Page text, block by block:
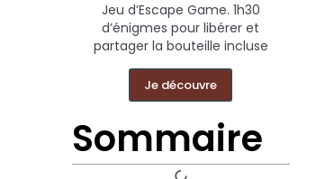
Jeu d’Escape Game. 1h30
d’énigmes pour libérer et
partager la bouteille incluse
Je découvre
Sommaire